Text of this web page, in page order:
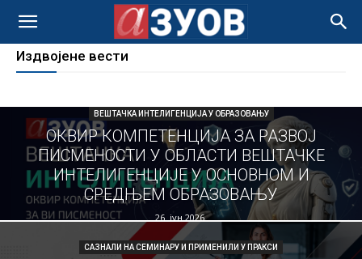
Издвојене вести
ВЕШТАЧКА ИНТЕЛИГЕНЦИЈА У ОБРАЗОВАЊУ
ОКВИР КОМПЕТЕНЦИЈА ЗА РАЗВОЈ
ПИСМЕНОСТИ У ОБЛАСТИ ВЕШТАЧКЕ
ИНТЕЛИГЕНЦИЈЕ У ОСНОВНОМ И
СРЕДЊЕМ ОБРАЗОВАЊУ
26. јун 2026.
САЗНАЛИ НА СЕМИНАРУ И ПРИМЕНИЛИ У ПРАКСИ